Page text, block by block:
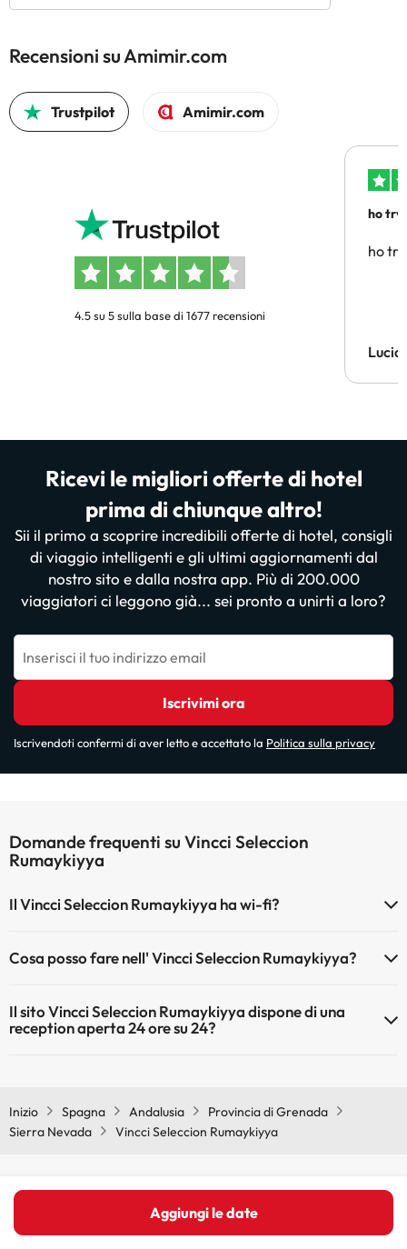
Aggiungi le date
Recensioni su Amimir.com
Trustpilot Amimir.com
4.5 su 5 sulla base di 1677 recensioni
ho
ho
Lucia
Ricevi le migliori offerte di hotel
prima di chiunque altro!
Sii il primo a scoprire incredibili offerte di hotel, consigli
di viaggio intelligenti e gli ultimi aggiornamenti dal
nostro sito e dalla nostra app. Più di 200.000
viaggiatori ci leggono già... sei pronto a unirti a loro?
Inserisci il tuo indirizzo email
Iscrivimi ora
Iscrivendoti confermi di aver letto e accettato la Politica sulla privacy
Domande frequenti su Vincci Seleccion
Rumaykiyya
Il Vincci Seleccion Rumaykiyya ha wi-fi?
Cosa posso fare nell' Vincci Seleccion Rumaykiyya?
possono essere a pagamento):
Il sito Vincci Seleccion Rumaykiyya dispone di una
reception aperta 24 ore su 24?
Inizio
Spagna Andalusia
Provincia di Grenada
Sierra Nevada
Vincci Seleccion Rumaykiyya
Altri siti del nostro Gruppo ViajesParaTi